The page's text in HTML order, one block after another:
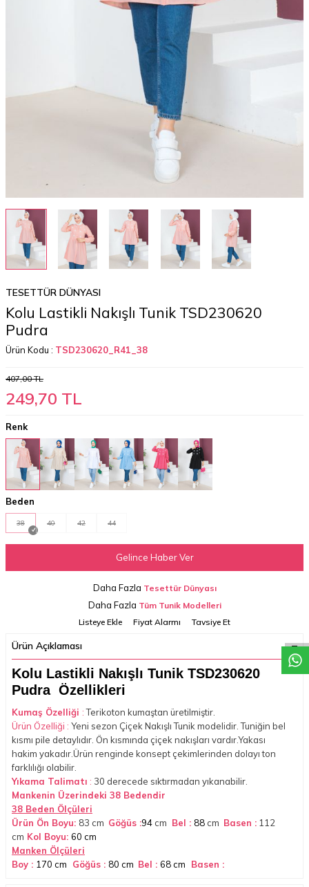
TESETTÜR DÜNYASI
Kolu Lastikli Nakışlı Tunik TSD230620
Pudra
Ürün Kodu : TSD230620_R41_38
407,00TL
249,70 TL
Renk
Beden
38 40 42 44
Gelince Haber Ver
Daha Fazla Tesettür Dünyası
Daha Fazla Tüm Tunik Modelleri
Listeye Ekle
Fiyat Alarmı Tavsiye Et
Ürün Açıklaması
Kolu Lastikli Nakışlı Tunik TSD230620
Pudra Özellikleri
Kumaş Özelliği : Terikoton kumaştan üretilmiştir.
Ürün Özelliği : Yeni sezon Çiçek Nakışlı Tunik modelidir. Tuniğin bel
kısmı pile detaylıdır. Ön kısmında çiçek nakışları vardır.Yakası
hakim yakadır.Ürün renginde konsept çekimlerinden dolayı ton
farklılığı olabilir.
Yıkama Talimatı : 30 derecede sıktırmadan yıkanabilir.
Mankenin Üzerindeki 38 Bedendir
38 Beden Ölçüleri
Ürün Ön Boyu: 83 cm Göğüs :94 cm Bel : 88 cm Basen : 112
cm Kol Boyu: 60 cm
Manken Ölçüleri
Boy : 170 cm Göğüs : 80 cm Bel : 68 cm
Basen :